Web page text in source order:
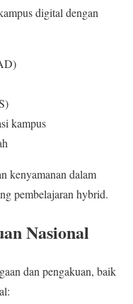
digital dengan
kampus
kenyamanan dalam
pembelajaran hybrid.
Nasional
dan pengakuan, baik